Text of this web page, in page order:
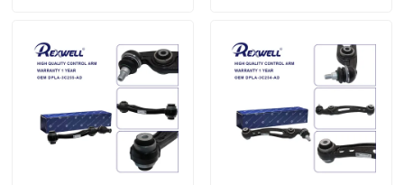
المنتجات
فيديوهات
حولنا